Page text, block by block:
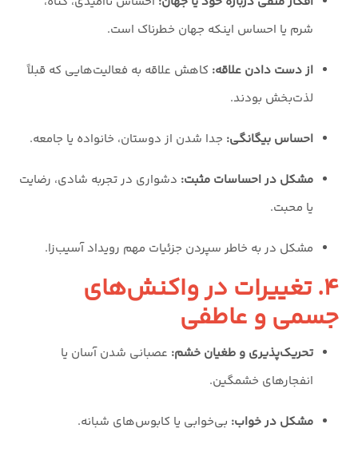
شرم یا احساس اینکه جهان خطرناک است.
از دست دادن علاقه: کاهش علاقه به فعالیت‌هایی که قبلاً
لذت‌بخش بودند.
احساس بیگانگی: جدا شدن از دوستان، خانواده یا جامعه.
مشکل در احساسات مثبت: دشواری در تجربه شادی، رضایت
یا محبت.
مشکل در به خاطر سپردن جزئیات مهم رویداد آسیب‌زا.
۴. تغییرات در واکنش‌های
جسمی و عاطفی
تحریک‌پذیری و طغیان خشم: عصبانی شدن آسان یا
انفجارهای خشمگین.
مشکل در خواب: بی‌خوابی یا کابوس‌های شبانه.